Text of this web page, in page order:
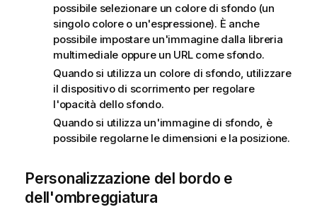
possibile selezionare un colore di sfondo (un
singolo colore o un'espressione). È anche
possibile impostare un'immagine dalla libreria
multimediale oppure un URL come sfondo.
Quando si utilizza un colore di sfondo, utilizzare
il dispositivo di scorrimento per regolare
l'opacità dello sfondo.
Quando si utilizza un'immagine di sfondo, è
possibile regolarne le dimensioni e la posizione.
Personalizzazione del bordo e
dell'ombreggiatura